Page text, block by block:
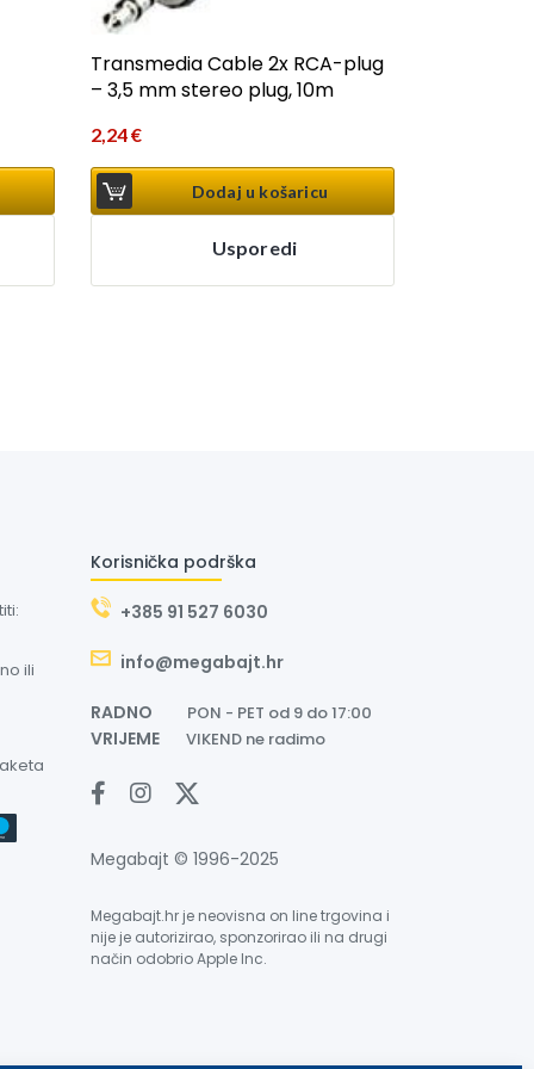
Transmedia Cable 2x RCA-plug
– 3,5 mm stereo plug, 10m
2,24€
Dodaj u košaricu
Usporedi
ili
Korisnička podrška
+385 91 527 6030
info@megabajt.hr
RADNO PON - PET od 9 do 17:00
VRIJEME VIKEND ne radimo
Megabajt © 1996-2025
Megabajt.hr je neovisna on line trgovina i
nije je autorizirao, sponzorirao ili na drugi
način odobrio Apple Inc.